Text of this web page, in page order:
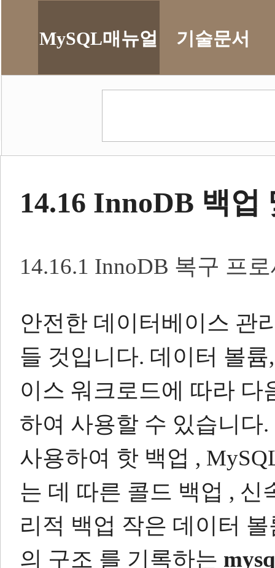
MySQL매뉴얼 기술문서
14.16 InnoDB 백업
14.16.1 InnoDB 복구 프
안전한 데이터베이스 관
들 것입니다. 데이터 볼
이스 워크로드에 따라 다
하여 사용할 수 있습니다.
사용하여 핫 백업 ,
는 데 따른 콜드 백업 ,
리적 백업 작은 데이터
의 구조 를 기록하는